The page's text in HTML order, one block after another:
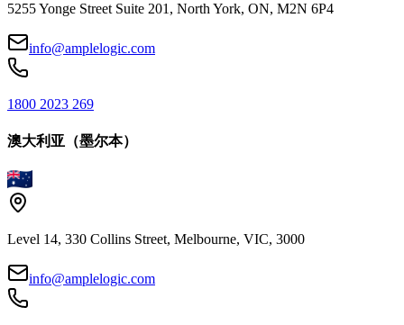
5255 Yonge Street Suite 201, North York, ON, M2N 6P4
info@amplelogic.com
1800 2023 269
澳大利亚（墨尔本）
Level 14, 330 Collins Street, Melbourne, VIC, 3000
info@amplelogic.com